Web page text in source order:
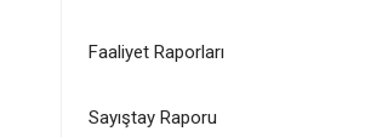
Faaliyet Raporları
Sayıştay Raporu